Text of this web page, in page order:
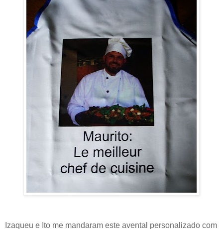
Izaqueu e Ito me mandaram este avental personalizado com